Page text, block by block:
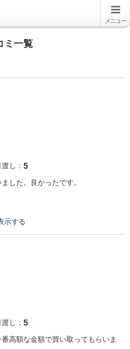
メニュー
ミ一覧
し： 5
した。良かったです。
示する
し： 5
高額な金額で買い取ってもらいま